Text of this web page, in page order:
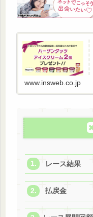
www.insweb.co.jp
レース結果
払戻金